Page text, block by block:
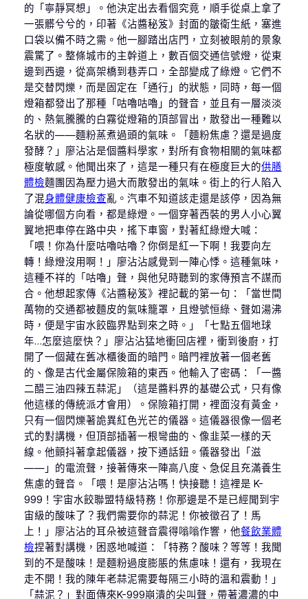
的「寧靜冥想」。他決定出去看個究竟，順手從桌上拿了
一張髒兮兮的，印著《沾醬秘笈》封面的皺衛生紙，塞進
口袋以備不時之需。他一腳踏出店門，立刻被眼前的景象
震驚了。整條城市的主幹道上，數百個交通信號燈，從東
邊到西邊，從高架橋到巷弄口，全部變成了綠燈。它們不
是交替閃爍，而是固定在「通行」的狀態，同時，每一個
燈箱都發出了那種「咕嚕咕嚕」的聲音，並且有一層淡淡
的、熱氣騰騰的白霧從燈箱的頂部冒出，散發出一種難以
名狀的——麵粉蒸煮過頭的氣味。「麵粉焦慮？還是過度
發酵？」廖沾沾是個醬料學家，對所有食物相關的氣味都
極度敏感。他聞出來了，這是一種只有在極度巨大的供膳
體檢麵團因為壓力過大而散發出的氣味。街上的行人陷入
了混身體健康檢查亂。汽車不知道該走還是該停，因為無
論從哪個方向看，都是綠燈。一個穿著西裝的男人小心翼
翼地把車停在路中央，搖下車窗，對著紅綠燈大喊：
「喂！你為什麼咕嚕咕嚕？你倒是紅一下啊！我要向左
轉！綠燈沒用啊！」廖沾沾感覺到一陣心悸。這種氣味，
這種不祥的「咕嚕」聲，與他兒時聽到的家傳預言不謀而
合。他想起家傳《沾醬秘笈》裡記載的第一句：「當世間
萬物的交通都被麵皮的氣味籠罩，且燈號恒綠、聲如湯沸
時，便是宇宙水餃臨界點到來之時。」「七點五個地球
年…怎麼這麼快？」廖沾沾猛地衝回店裡，衝到後廚，打
開了一個藏在舊冰櫃後面的暗門。暗門裡放著一個老舊
的、像是古代金屬保險箱的東西。他輸入了密碼：「一醬
二醋三油四辣五蒜泥」（這是醬料界的基礎公式，只有像
他這樣的傳統派才會用）。保險箱打開，裡面沒有黃金，
只有一個閃爍著詭異紅色光芒的儀器。這儀器很像一個老
式的對講機，但頂部插著一根彎曲的、像韭菜一樣的天
線。他顫抖著拿起儀器，按下通話鈕。儀器發出「滋
——」的電流聲，接著傳來一陣高八度、急促且充滿養生
焦慮的聲音。「喂！是廖沾沾嗎！快接聽！這裡是 K-
999！宇宙水餃聯盟特級特務！你那邊是不是已經聞到宇
宙級的酸味了？我們需要你的蒜泥！你被徵召了！馬
上！」廖沾沾的耳朵被這聲音震得嗡嗡作響，他餐飲業體
檢捏著對講機，困惑地喊道：「特務？酸味？等等！我聞
到的不是酸味！是麵粉過度膨脹的焦慮味！還有，我現在
走不開！我的陳年老蒜泥需要每隔三小時的溫和震動！」
「蒜泥？」對面傳來K-999崩潰的尖叫聲，帶著濃濃的中